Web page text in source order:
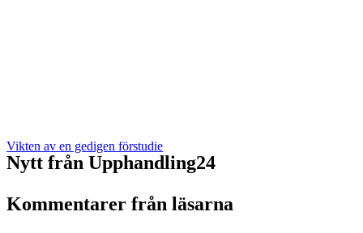
Vikten av en gedigen förstudie
Nytt från Upphandling24
Kommentarer från läsarna